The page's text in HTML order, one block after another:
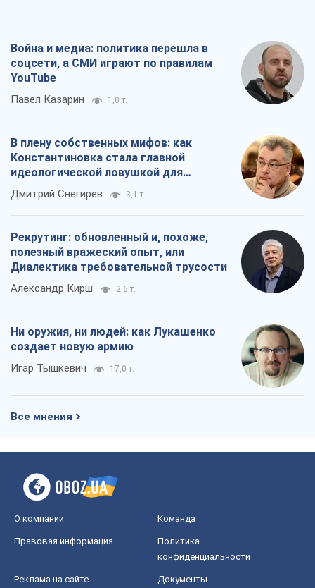
Война и медиа: политика перешла в
соцсети, а СМИ играют по правилам
YouTube
Павел Казарин 1,0 т.
В плену собственных мифов: как
Константиновка стала главной
идеологической ловушкой для
российских оккупантов
Дмитрий Снегирев 3,1 т.
Рекрутинг: обновленный и, похоже,
полезный вражеский опыт, или
Диалектика требовательной трусости
Александр Кирш 2,6 т.
Ни оружия, ни людей: как Лукашенко
создает новую армию
Игар Тышкевич 17,0 т.
Все мнения
О компании Команда
Правовая информация
Политика
конфиденциальности
Реклама на сайте Документы